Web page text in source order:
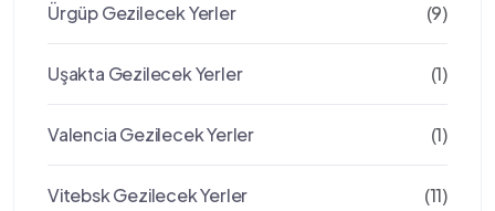
Ürgüp Gezilecek Yerler (9)
Uşakta Gezilecek Yerler (1)
Valencia Gezilecek Yerler (1)
Vitebsk Gezilecek Yerler (11)